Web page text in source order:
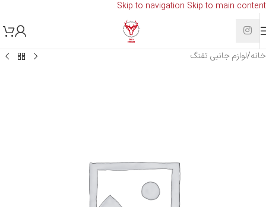
Skip to navigation Skip to main content
خانه/لوازم جانبی تفنگ